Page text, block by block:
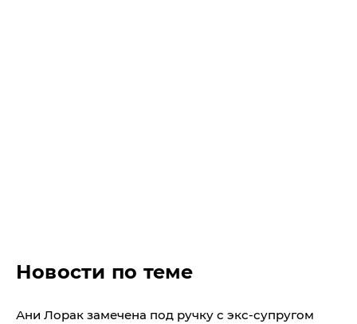
Новости по теме
Ани Лорак замечена под ручку с экс-супругом